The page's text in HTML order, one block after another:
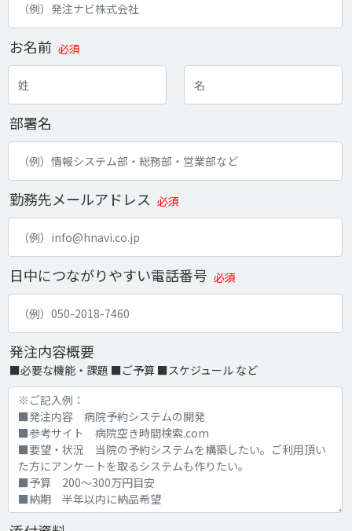
お名前 必須
部署名
勤務先メールアドレス 必須
日中につながりやすい電話番号 必須
発注内容概要
■必要な機能・課題 ■ご予算 ■スケジュール など